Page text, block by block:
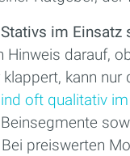
im
Hinweis darauf,
kann
oft qualitativ
preiswerten